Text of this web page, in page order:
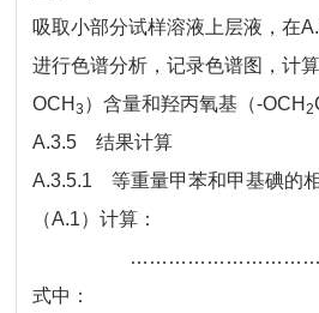
吸取小部分试样溶液上层液，在
进行色谱分析，记录色谱图，计
OCH3 ）含量和羟丙氧基（-OCH2
A.3.5 结果计算
A.3.5.1 等重量甲苯和甲基碘的
（A.1）计算：
……………………………
式中：